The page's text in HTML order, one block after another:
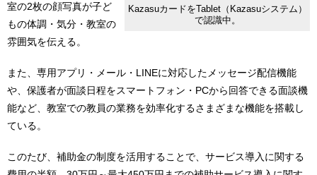
KazasuカードをTablet（Kazasuシステム）
で認識中。
室の2枚の顔写真が子ど
もの体調・気分・教室の
雰囲気を伝える。
また、専用アプリ・メール・LINEに対応したメッセージ配信機能
や、保護者が面談日程をスマートフォン・PCから回答できる面談機
能など、教室での教員の業務を効率化するさまざまな機能を搭載し
ている。
このたび、補助金の制度を活用することで、サービス導入に関する